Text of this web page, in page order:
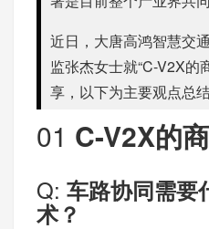
近日，大唐高鸿智慧交
监张杰女士就“C-V2X的
享，以下为主要观点总结
01 C-V2X的
Q: 车路协同需要
术？